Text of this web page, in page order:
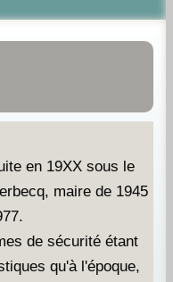
en 19XX sous le
maire de 1945
de sécurité étant
qu'à l'époque,